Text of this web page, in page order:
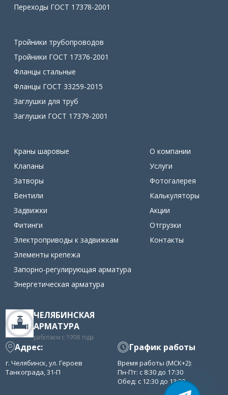
Переходы ГОСТ 17378-2001
Тройники трубопроводов
Тройники ГОСТ 17376-2001
Фланцы стальные
Фланцы ГОСТ 33259-2015
Заглушки для труб
Заглушки ГОСТ 17379-2001
Краны шаровые
Клапаны
Затворы
Вентили
Задвижки
Фитинги
Электроприводы к задвижкам
Элементы крепежа
Запорно-регулирующая арматура
Энергетическая арматура
О компании
Услуги
Фотогалерея
Калькуляторы
Акции
Отгрузки
Контакты
ЧЕЛЯБИНСКАЯ
АРМАТУРА
работаем с 1998 года
Адрес:
г. Челябинск, ул. Героев
Танкограда, 31-П
График работы
Время работы (МСК+2):
Пн-Пт: с 8:30 до 17:30
Обед: с 12:30 до 13:30